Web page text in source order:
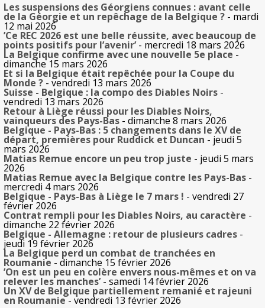
Les suspensions des Géorgiens connues : avant celle
de la Géorgie et un repêchage de la Belgique ? - mardi
12 mai 2026
’Ce REC 2026 est une belle réussite, avec beaucoup de
points positifs pour l’avenir’- mercredi 18 mars 2026
La Belgique confirme avec une nouvelle 5e place -
dimanche 15 mars 2026
Et si la Belgique était repêchée pour la Coupe du
Monde ? - vendredi 13 mars 2026
Suisse - Belgique : la compo des Diables Noirs -
vendredi 13 mars 2026
Retour à Liège réussi pour les Diables Noirs,
vainqueurs des Pays-Bas - dimanche 8 mars 2026
Belgique - Pays-Bas : 5 changements dans le XV de
départ, premières pour Ruddick et Duncan - jeudi 5
mars 2026
Matias Remue encore un peu trop juste - jeudi 5 mars
2026
Matias Remue avec la Belgique contre les Pays-Bas -
mercredi 4 mars 2026
Belgique - Pays-Bas à Liège le 7 mars ! - vendredi 27
février 2026
Contrat rempli pour les Diables Noirs, au caractère -
dimanche 22 février 2026
Belgique - Allemagne : retour de plusieurs cadres -
jeudi 19 février 2026
La Belgique perd un combat de tranchées en
Roumanie - dimanche 15 février 2026
’On est un peu en colère envers nous-mêmes et on va
relever les manches’- samedi 14 février 2026
Un XV de Belgique partiellement remanié et rajeuni
en Roumanie- vendredi 13 février 2026